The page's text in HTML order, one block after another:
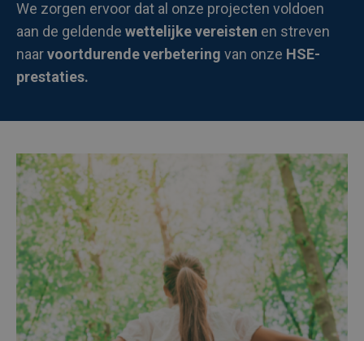
We zorgen ervoor dat al onze projecten voldoen
aan de geldende wettelijke vereisten en streven
naarvoortdurende verbetering van onze HSE-
prestaties.